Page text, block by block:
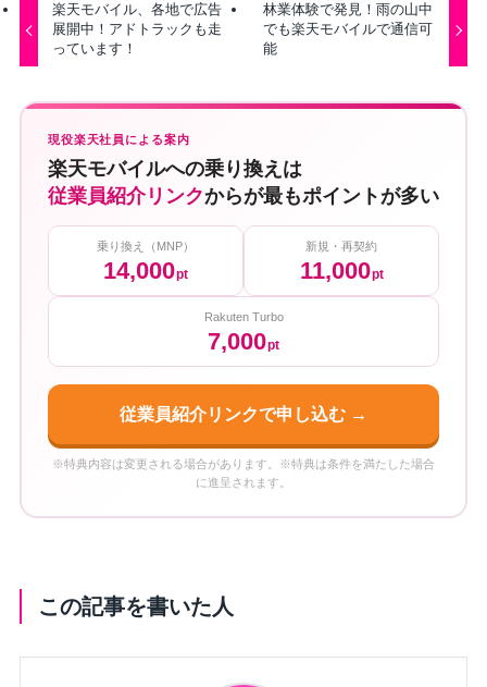
楽天モバイル、各地で広告
展開中！アドトラックも走
っています！
林業体験で発見！雨の山中
でも楽天モバイルで通信可
能
現役楽天社員による案内
楽天モバイルへの乗り換えは
従業員紹介リンクからが最もポイントが多い
乗り換え（MNP）
14,000pt
新規・再契約
11,000pt
Rakuten Turbo
7,000pt
従業員紹介リンクで申し込む →
※特典内容は変更される場合があります。※特典は条件を満たした場合
に進呈されます。
この記事を書いた人